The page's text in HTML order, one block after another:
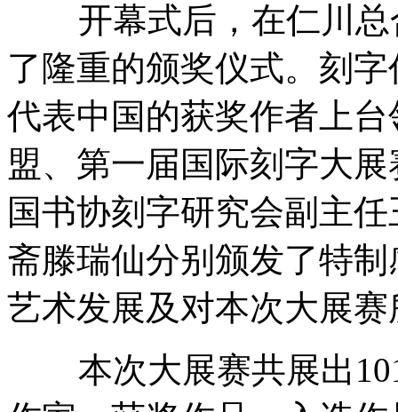
开幕式后，在仁川总
了隆重的颁奖仪式。刻
代表中国的获奖作者上
盟、第一届国际刻字大
国书协刻字研究会副主
斋滕瑞仙分别颁发了特
艺术发展及对本次大展
本次大展赛共展出